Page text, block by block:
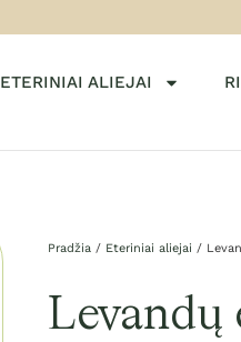
ETERINIAI ALIEJAI
Pradžia / Eteriniai aliejai /
Levandų